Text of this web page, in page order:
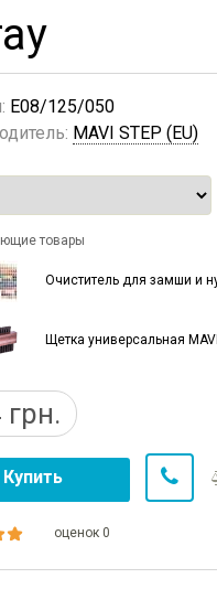
E08/125/050
MAVI STEP (EU)
товары
Очиститель для замши и
Щетка универсальная
грн.
Купить
оценок 0